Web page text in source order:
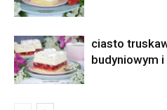
ciasto
budyniowym